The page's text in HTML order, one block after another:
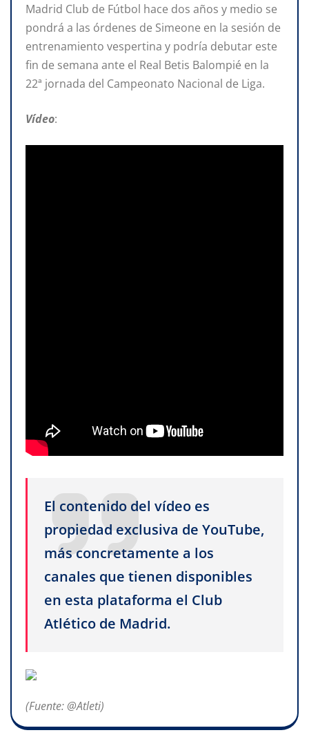
Madrid Club de Fútbol hace dos años y medio se
pondrá a las órdenes de Simeone en la sesión de
entrenamiento vespertina y podría debutar este
fin de semana ante el Real Betis Balompié en la
22ª jornada del Campeonato Nacional de Liga.
Vídeo:
El contenido del vídeo es
propiedad exclusiva de YouTube,
más concretamente a los
canales que tienen disponibles
en esta plataforma el Club
Atlético de Madrid.
(Fuente: @Atleti)